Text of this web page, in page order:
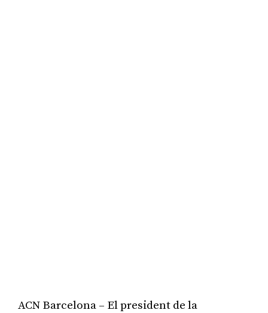
ACN Barcelona – El president de la